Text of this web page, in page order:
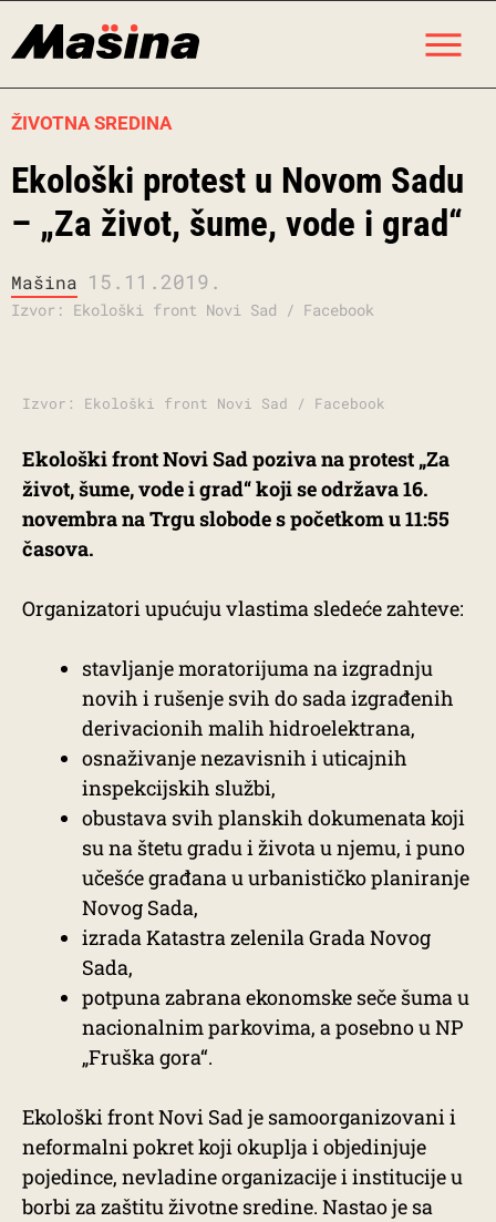
ŽIVOTNA SREDINA
Ekološki protest u Novom Sadu
– „Za život, šume, vode i grad“
Mašina 15.11.2019.
Izvor: Ekološki front Novi Sad / Facebook
Izvor: Ekološki front Novi Sad / Facebook
Ekološki front Novi Sad poziva na protest „Za
život, šume, vode i grad“ koji se održava 16.
novembra na Trgu slobode s početkom u 11:55
časova.
Organizatori upućuju vlastima sledeće zahteve:
stavljanje moratorijuma na izgradnju
novih i rušenje svih do sada izgrađenih
derivacionih malih hidroelektrana,
osnaživanje nezavisnih i uticajnih
inspekcijskih službi,
obustava svih planskih dokumenata koji
su na štetu gradu i života u njemu, i puno
učešće građana u urbanističko planiranje
Novog Sada,
izrada Katastra zelenila Grada Novog
Sada,
potpuna zabrana ekonomske seče šuma u
nacionalnim parkovima, a posebno u NP
„Fruška gora“.
Ekološki front Novi Sad je samoorganizovani i
neformalni pokret koji okuplja i objedinjuje
pojedince, nevladine organizacije i institucije u
borbi za zaštitu životne sredine. Nastao je sa